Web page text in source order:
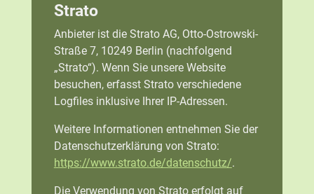
Strato
Anbieter ist die Strato AG, Otto-Ostrowski-
Straße 7, 10249 Berlin (nachfolgend
„Strato“). Wenn Sie unsere Website
besuchen, erfasst Strato verschiedene
Logfiles inklusive Ihrer IP-Adressen.
Weitere Informationen entnehmen Sie der
Datenschutzerklärung von Strato:
https://www.strato.de/datenschutz/.
Die Verwendung von Strato erfolgt auf